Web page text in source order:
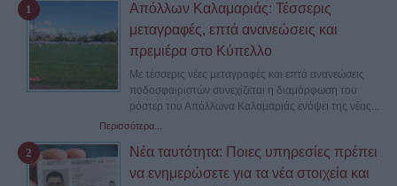
Απόλλων Καλαμαριάς: Τέσσερις
μεταγραφές, επτά ανανεώσεις και
πρεμιέρα στο Κύπελλο
Με τέσσερις νέες μεταγραφές και επτά ανανεώσεις
ποδοσφαιριστών συνεχίζεται η διαμόρφωση του
ρόστερ του Απόλλωνα Καλαμαριάς ενόψει της νέας...
Περισσότερα...
Νέα ταυτότητα: Ποιες υπηρεσίες πρέπει
να ενημερώσετε για τα νέα στοιχεία και